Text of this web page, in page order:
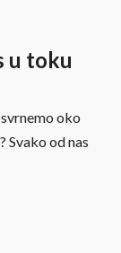
u toku
oko
Svako od nas